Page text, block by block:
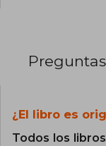
¿El libro es
Todos los